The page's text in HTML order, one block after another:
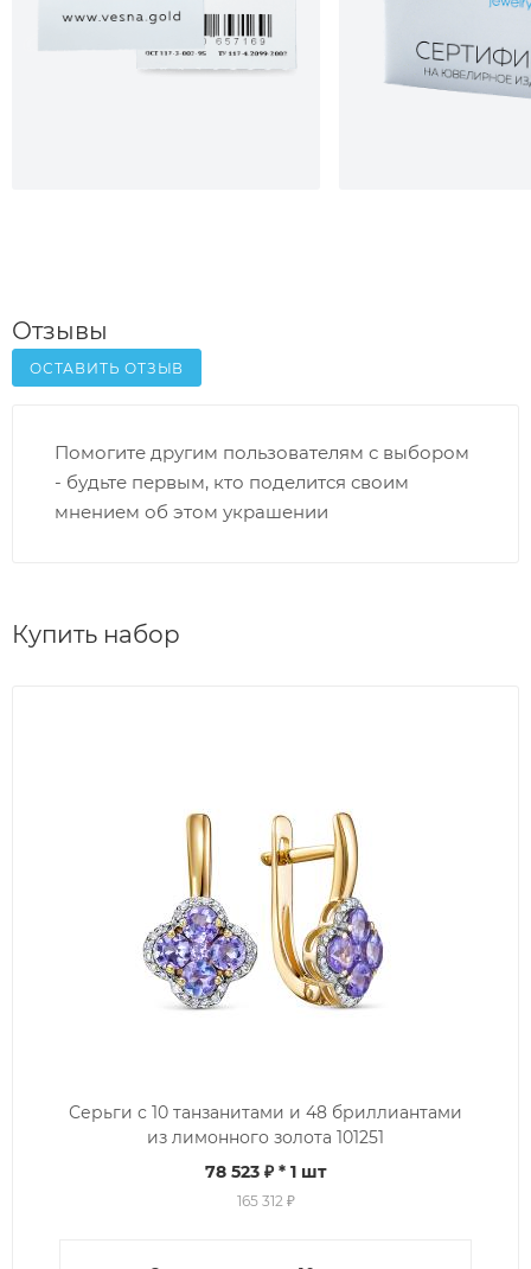
Отзывы
ОСТАВИТЬ ОТЗЫВ
Помогите другим пользователям с выбором
- будьте первым, кто поделится своим
мнением об этом украшении
Купить набор
Серьги с 10 танзанитами и 48 бриллиантами
из лимонного золота 101251
78 523 ₽ * 1 шт
165 312 ₽